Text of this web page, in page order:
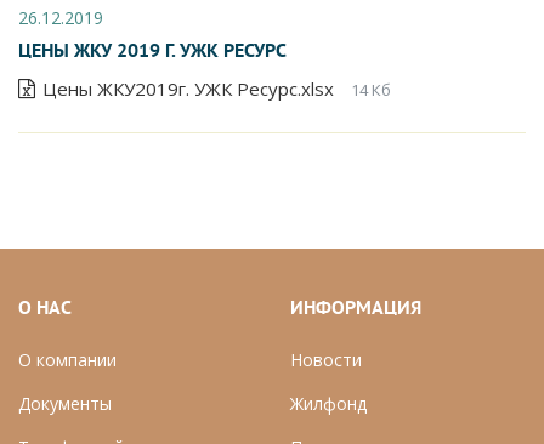
26.12.2019
ЦЕНЫ ЖКУ 2019 Г. УЖК РЕСУРС
Цены ЖКУ2019г. УЖК Ресурс.xlsx
14 Кб
О НАС
О компании
Документы
ИНФОРМАЦИЯ
Новости
Жилфонд